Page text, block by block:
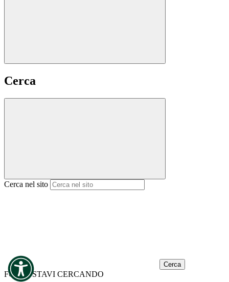
Cerca
Cerca nel sito
Cerca
FORSE STAVI CERCANDO